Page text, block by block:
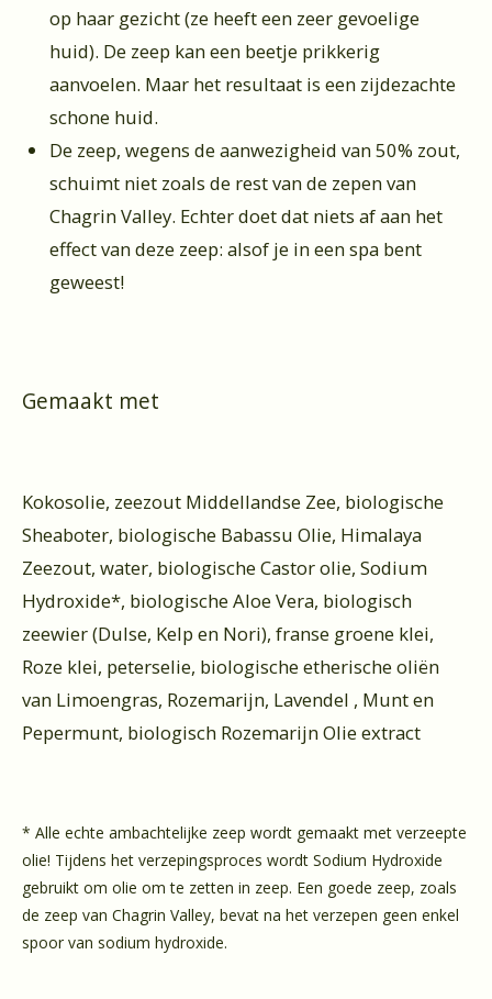
op haar gezicht (ze heeft een zeer gevoelige
huid). De zeep kan een beetje prikkerig
aanvoelen. Maar het resultaat is een zijdezachte
schone huid.
De zeep, wegens de aanwezigheid van 50% zout,
schuimt niet zoals de rest van de zepen van
Chagrin Valley. Echter doet dat niets af aan het
effect van deze zeep: alsof je in een spa bent
geweest!
Gemaakt met
Kokosolie, zeezout Middellandse Zee, biologische
Sheaboter, biologische Babassu Olie, Himalaya
Zeezout, water, biologische Castor olie, Sodium
Hydroxide*, biologische Aloe Vera, biologisch
zeewier (Dulse, Kelp en Nori), franse groene klei,
Roze klei, peterselie, biologische etherische oliën
van Limoengras, Rozemarijn, Lavendel , Munt en
Pepermunt, biologisch Rozemarijn Olie extract
* Alle echte ambachtelijke zeep wordt gemaakt met verzeepte
olie! Tijdens het verzepingsproces wordt Sodium Hydroxide
gebruikt om olie om te zetten in zeep. Een goede zeep, zoals
de zeep van Chagrin Valley, bevat na het verzepen geen enkel
spoor van sodium hydroxide.